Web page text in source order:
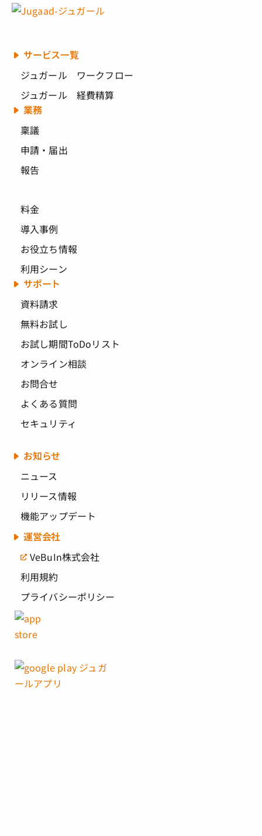
サービス一覧
ジュガール ワークフロー
ジュガール 経費精算
業務
稟議
申請・届出
報告
料金
導入事例
お役立ち情報
利用シーン
サポート
資料請求
無料お試し
お試し期間ToDoリスト
オンライン相談
お問合せ
よくある質問
セキュリティ
お知らせ
ニュース
リリース情報
機能アップデート
運営会社
VeBuIn株式会社
利用規約
プライバシーポリシー